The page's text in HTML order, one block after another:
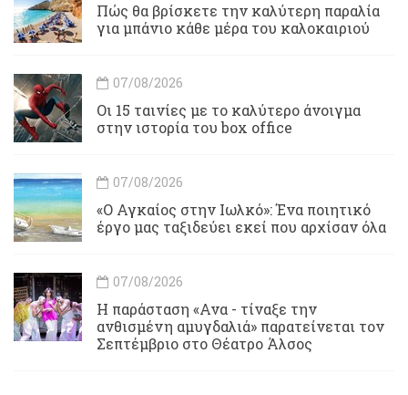
Πώς θα βρίσκετε την καλύτερη παραλία
για μπάνιο κάθε μέρα του καλοκαιριού
07/08/2026
Οι 15 ταινίες με το καλύτερο άνοιγμα
στην ιστορία του box office
07/08/2026
«Ο Αγκαίος στην Ιωλκό»: Ένα ποιητικό
έργο μας ταξιδεύει εκεί που αρχίσαν όλα
07/08/2026
Η παράσταση «Ανα - τίναξε την
ανθισμένη αμυγδαλιά» παρατείνεται τον
Σεπτέμβριο στο Θέατρο Άλσος